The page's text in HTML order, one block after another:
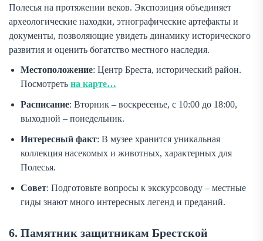
Полесья на протяжении веков. Экспозиция объединяет
археологические находки, этнографические артефакты и
документы, позволяющие увидеть динамику исторического
развития и оценить богатство местного наследия.
Местоположение: Центр Бреста, исторический район.
Посмотреть на карте…
Расписание: Вторник – воскресенье, с 10:00 до 18:00,
выходной – понедельник.
Интересный факт: В музее хранится уникальная
коллекция насекомых и животных, характерных для
Полесья.
Совет: Подготовьте вопросы к экскурсоводу – местные
гиды знают много интересных легенд и преданий.
6. Памятник защитникам Брестской